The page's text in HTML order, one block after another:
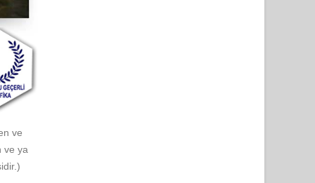
ve
ve ya